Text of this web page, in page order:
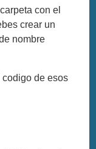
con el
crear un
nombre
de esos